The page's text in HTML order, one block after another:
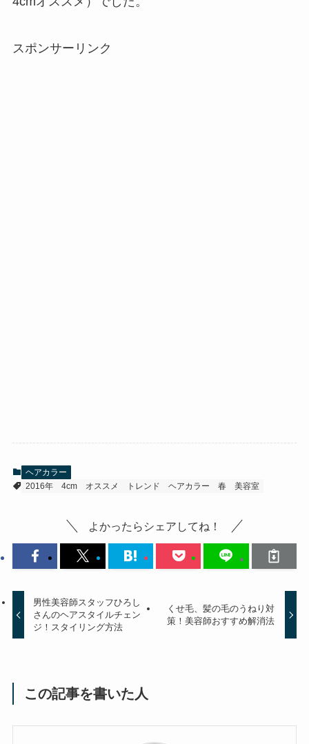
スポンサーリンク
ヘアカラー
2016年
4cm オススメ トレンド ヘアカラー 春 美容室
よかったらシェアしてね！
男性美容師スタッフひろし
さんのヘアスタイルチェン
ジ！スタイリング方法
くせ毛、髪の毛のうねり対
策！美容師おすすめ解消法
この記事を書いた人